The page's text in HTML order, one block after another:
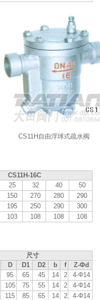
CS11H自由浮球式疏水阀
CS11H-16C
25 32 40
50
150 270 280
290
195 250 290
300
103 108 108 108
尺寸
D D1 D2 b f Z-Φd
95 65 45 14 2
4-Φ14
105 75 55 14 2
4-Φ14
115 85 65 14 2 4-Φ14